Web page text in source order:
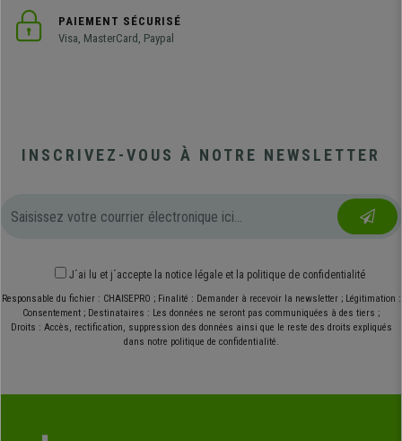
PAIEMENT SÉCURISÉ
Visa, MasterCard, Paypal
INSCRIVEZ-VOUS À NOTRE NEWSLETTER
J´ai lu et j´accepte la notice légale et la politique de confidentialité
Responsable du fichier : CHAISEPRO ; Finalité : Demander à recevoir la newsletter ; Légitimation :
Consentement ; Destinataires : Les données ne seront pas communiquées à des tiers ;
Droits : Accès, rectification, suppression des données ainsi que le reste des droits expliqués
dans notre politique de confidentialité.